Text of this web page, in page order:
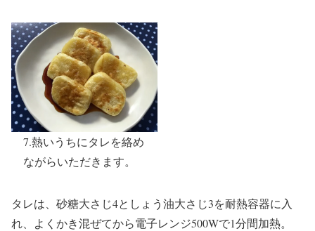
7.熱いうちにタレを絡め
ながらいただきます。
タレは、砂糖大さじ4としょう油大さじ3を耐熱容器に入
れ、よくかき混ぜてから電子レンジ500Wで1分間加熱。